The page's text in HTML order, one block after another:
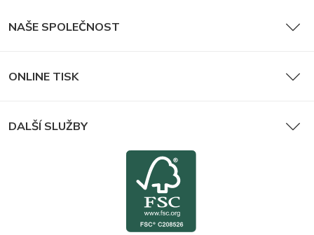
NAŠE SPOLEČNOST
ONLINE TISK
DALŠÍ SLUŽBY